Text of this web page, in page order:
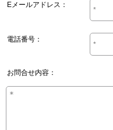
Eメールアドレス：
電話番号：
お問合せ内容：